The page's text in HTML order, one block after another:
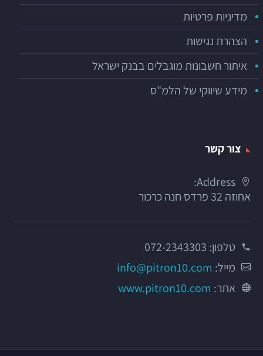
מדיניות פרטיות
הצהרת נגישות
איתור חשבונות מוגבלים בבנק ישראל
מידע שיווקי של הלמ"ס
צור קשר
Address:
אחוזה 32 פרדס חנה כרכור
טלפון: 072-2343303
מייל: info@pitron10.com
אתר: www.pitron10.com